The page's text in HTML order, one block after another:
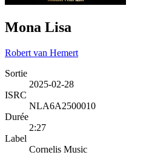
Mona Lisa
Robert van Hemert
Sortie
2025-02-28
ISRC
NLA6A2500010
Durée
2:27
Label
Cornelis Music